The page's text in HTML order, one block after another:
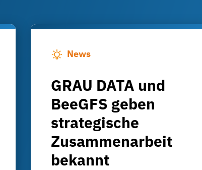
News
GRAU DATA und
BeeGFS geben
strategische
Zusammenarbeit
bekannt